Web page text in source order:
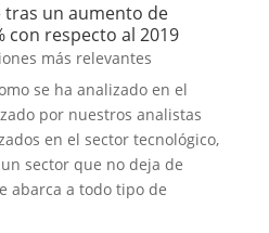
tras un aumento de
con respecto al 2019
más relevantes
se ha analizado en el
por nuestros analistas
en el sector tecnológico,
sector que no deja de
abarca a todo tipo de